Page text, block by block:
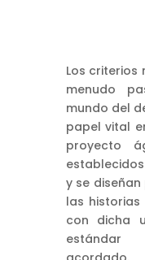
Los criterios
menudo
mundo del
papel vital
proyecto
y se
las
con dicha
estándar